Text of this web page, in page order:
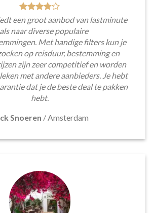
een groot aanbod van lastminute
naar diverse populaire
Met handige filters kun je
op reisduur, bestemming en
zijn zeer competitief en worden
met andere aanbieders. Je hebt
dat je de beste deal te pakken
hebt.
Snoeren /Amsterdam